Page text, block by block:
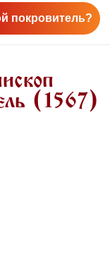
покровитель?
(1567)